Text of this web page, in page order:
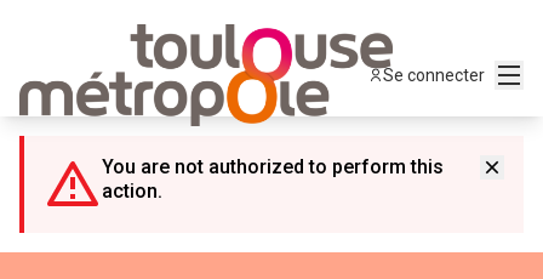
Se connecter
You are not authorized to perform this
action.